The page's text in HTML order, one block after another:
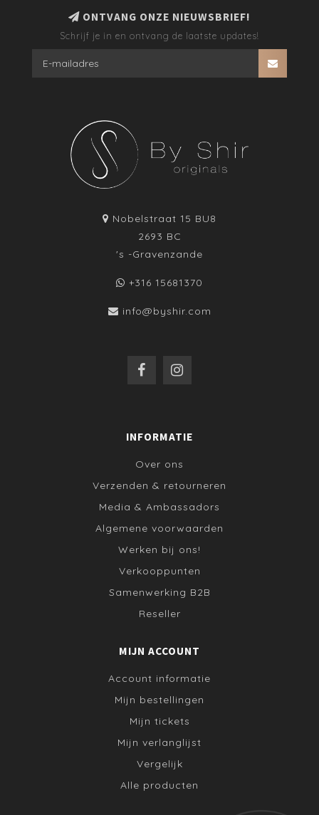
ONTVANG ONZE NIEUWSBRIEF!
Schrijf je in en ontvang de laatste updates!
Nobelstraat 15 BU8
2693 BC
's -Gravenzande
+316 15681370
info@byshir.com
INFORMATIE
Over ons
Verzenden & retourneren
Media & Ambassadors
Algemene voorwaarden
Werken bij ons!
Verkooppunten
Samenwerking B2B
Reseller
MIJN ACCOUNT
Account informatie
Mijn bestellingen
Mijn tickets
Mijn verlanglijst
Vergelijk
Alle producten